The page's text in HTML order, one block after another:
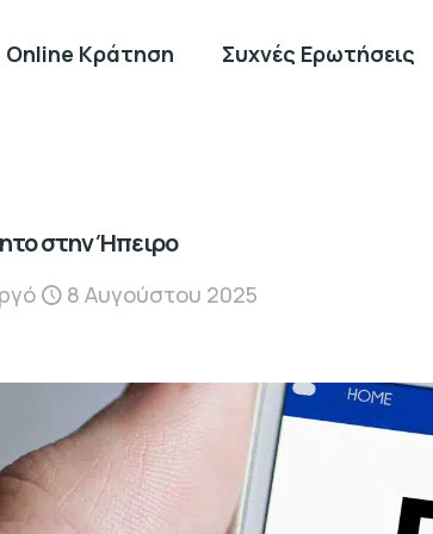
Online Κράτηση Συχνές Ερωτήσεις
στην Ήπειρο
8 Αυγούστου 2025